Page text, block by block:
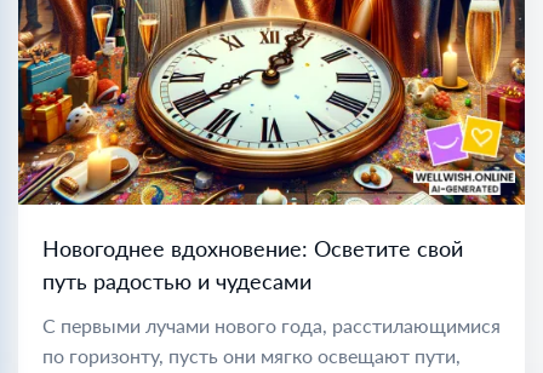
Новогоднее вдохновение: Осветите свой
путь радостью и чудесами
С первыми лучами нового года, расстилающимися
по горизонту, пусть они мягко освещают пути,